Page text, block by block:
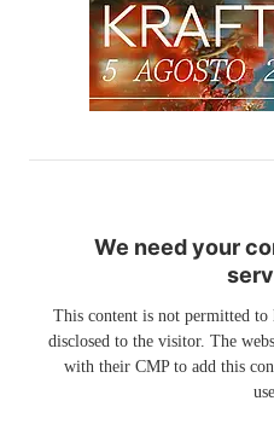
We need your
This content is not permitted to
disclosed to the visitor. The
with their CMP to add this